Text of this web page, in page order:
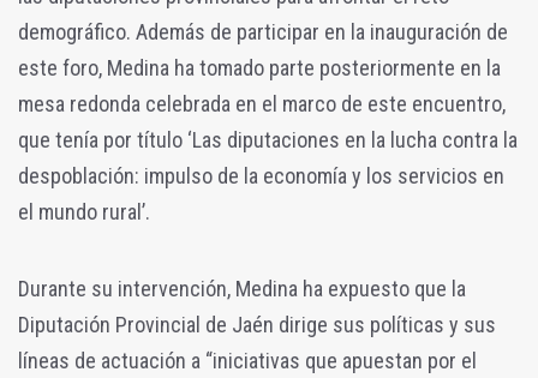
demográfico. Además de participar en la inauguración de
este foro, Medina ha tomado parte posteriormente en la
mesa redonda celebrada en el marco de este encuentro,
que tenía por título ‘Las diputaciones en la lucha contra la
despoblación: impulso de la economía y los servicios en
el mundo rural’.
Durante su intervención, Medina ha expuesto que la
Diputación Provincial de Jaén dirige sus políticas y sus
líneas de actuación a “iniciativas que apuestan por el